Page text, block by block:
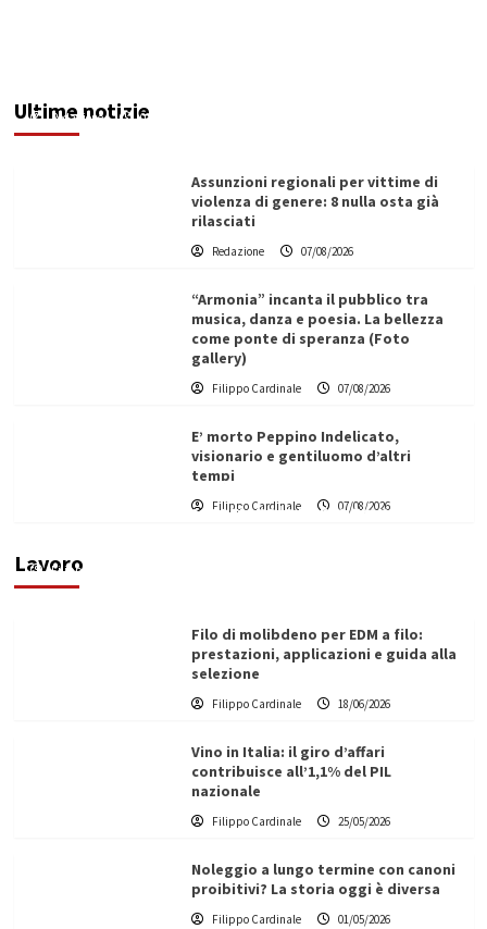
Ultime notizie
Redazione 07/08/2026
Assunzioni regionali per vittime di
violenza di genere: 8 nulla osta già
rilasciati
Redazione 07/08/2026
“Armonia” incanta il pubblico tra
musica, danza e poesia. La bellezza
come ponte di speranza (Foto
gallery)
Filippo Cardinale 07/08/2026
E’ morto Peppino Indelicato,
visionario e gentiluomo d’altri
tempi
Filippo Cardinale 07/08/2026
Lavoro
L’ingegnere saccense Buscarnera partner chiave
di un progetto transnazionale per la transizione
Filippo Cardinale
Filo di molibdeno per EDM a filo:
prestazioni, applicazioni e guida alla
selezione
Filippo Cardinale 18/06/2026
Vino in Italia: il giro d’affari
contribuisce all’1,1% del PIL
nazionale
Filippo Cardinale 25/05/2026
Noleggio a lungo termine con canoni
proibitivi? La storia oggi è diversa
Filippo Cardinale 01/05/2026